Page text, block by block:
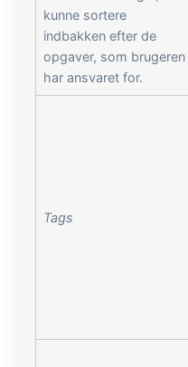
kunne sortere
indbakken efter de
opgaver, som brugeren
har ansvaret for.
Tags